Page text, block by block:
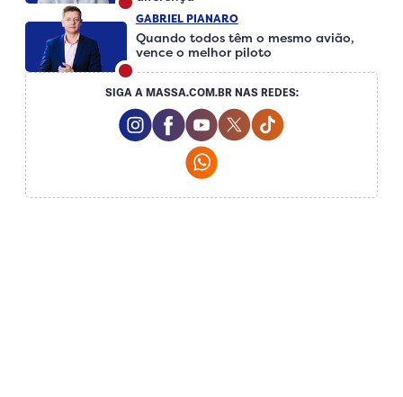
GABRIEL PIANARO
Quando todos têm o mesmo avião,
vence o melhor piloto
SIGA A MASSA.COM.BR NAS REDES:
Instagram Social Media
Facebook Social Media
Youtube Social Media
Twitter Social Media
Tiktok Social
Whatsapp Social Media